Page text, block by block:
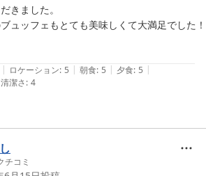
きました。
ュッフェもとても美味しくて大満足でした！
かな。
鳥のさえずりが聞こえ和みました。
すぎず入りやすかったです。
した。
。
| ロケーション: 5 | 朝食: 5 | 夕食: 5 |
清潔さ: 4
チコミ